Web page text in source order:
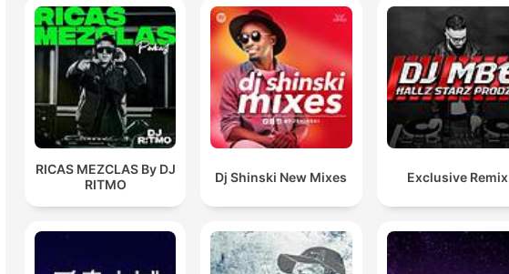
RICAS MEZCLAS By DJ
RITMO
Dj Shinski New Mixes Exclusive Remix